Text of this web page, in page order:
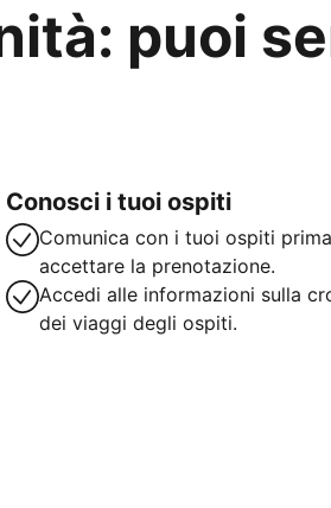
puoi
Conosci i tuoi ospiti
Comunica con i tuoi ospiti
accettare la prenotazione.
Accedi alle informazioni sulla
dei viaggi degli ospiti.